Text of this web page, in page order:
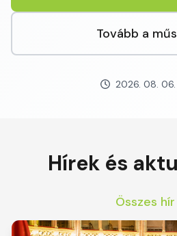
Tovább a
2026. 08.
Hírek és
Összes hír